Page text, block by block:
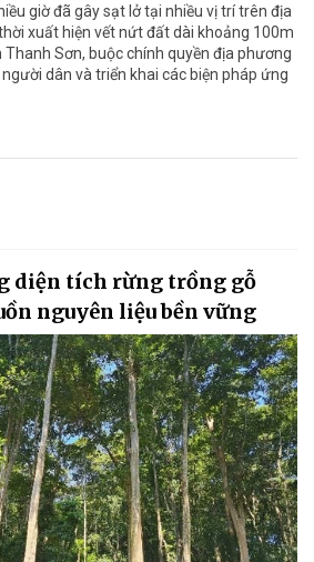
giờ đã gây sạt lở tại nhiều vị trí trên địa
xuất hiện vết nứt đất dài khoảng 100m
Sơn, buộc chính quyền địa phương
dân và triển khai các biện pháp ứng
diện tích rừng trồng gỗ
nguyên liệu bền vững